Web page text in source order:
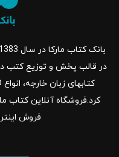
در قالب پخش و توزیع کتب
فروش